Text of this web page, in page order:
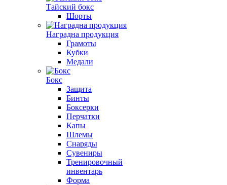
Тайский бокс
Шорты
Наградна продукция
Грамоты
Кубки
Медали
Бокс
Защита
Бинты
Боксерки
Перчатки
Капы
Шлемы
Снаряды
Сувениры
Тренировочный
инвентарь
Форма